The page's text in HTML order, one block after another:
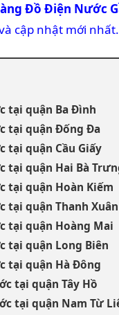
Đồ Điện Nước
cập nhật mới nhất.
tại quận Ba Đình
tại quận Đống Đa
tại quận Cầu Giấy
tại quận Hai Bà
tại quận Hoàn Kiếm
tại quận Thanh Xuân
tại quận Hoàng Mai
tại quận Long Biên
tại quận Hà Đông
tại quận Tây Hồ
tại quận Nam Từ